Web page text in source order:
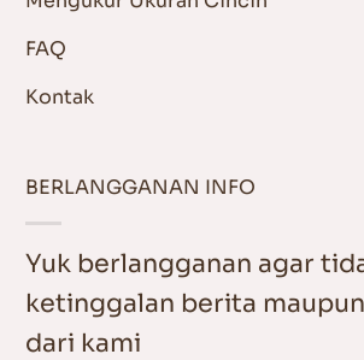
FAQ
Kontak
BERLANGGANAN INFO
Yuk berlangganan agar
ketinggalan berita
dari kami